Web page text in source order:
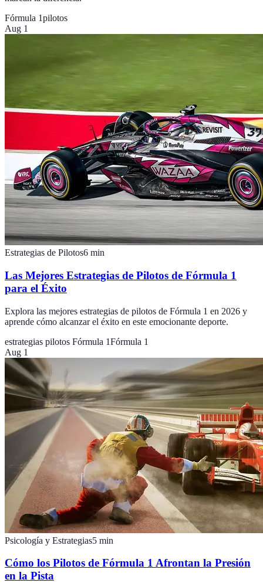
Fórmula 1pilotos
Aug 1
Estrategias de Pilotos6 min
Las Mejores Estrategias de Pilotos de Fórmula 1
para el Éxito
Explora las mejores estrategias de pilotos de Fórmula 1 en 2026 y
aprende cómo alcanzar el éxito en este emocionante deporte.
estrategias pilotos Fórmula 1Fórmula 1
Aug 1
Psicología y Estrategias5 min
Cómo los Pilotos de Fórmula 1 Afrontan la Presión
en la Pista